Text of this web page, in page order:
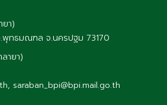
า)
.พุทธมณฑล จ.นครปฐม 73170
ายา)
saraban_bpi@bpi.mail.go.th